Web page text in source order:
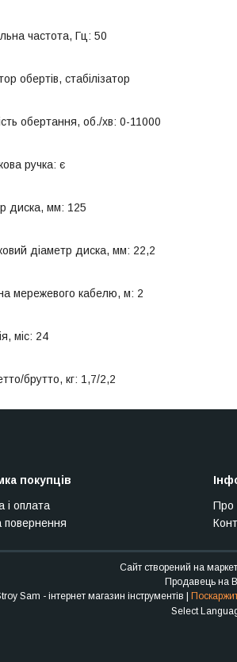
частота, Гц: 50
обертів, стабілізатор
обертання, об./хв: 0-11000
ручка: є
диска, мм: 125
діаметр диска, мм: 22,2
мережевого кабелю, м: 2
міс: 24
брутто, кг: 1,7/2,2
покупців
і оплата
повернення
Про
Сайт створений на
Продавець на
Stroy Sam - інтернет магазин інструментів |
Select